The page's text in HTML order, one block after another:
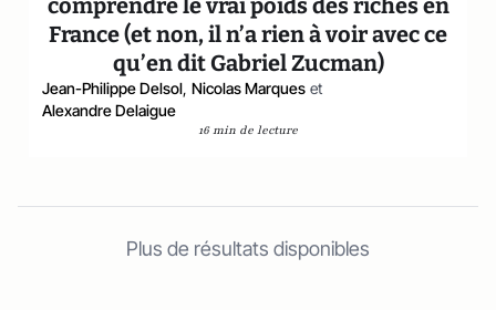
comprendre le vrai poids des riches en
France (et non, il n’a rien à voir avec ce
qu’en dit Gabriel Zucman)
Jean-Philippe Delsol, Nicolas Marques et
Alexandre Delaigue
16 min de lecture
Plus de résultats disponibles